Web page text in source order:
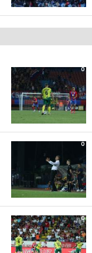
0
0
0